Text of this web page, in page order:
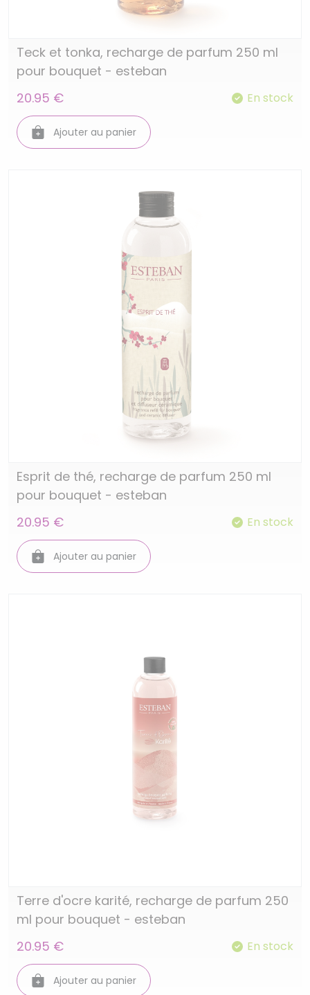
Teck et tonka, recharge de parfum 250 ml
pour bouquet - esteban
20.95 €
En stock
Ajouter au panier
Esprit de thé, recharge de parfum 250 ml
pour bouquet - esteban
20.95 €
En stock
Ajouter au panier
Terre d'ocre karité, recharge de parfum 250
ml pour bouquet - esteban
20.95 €
En stock
Ajouter au panier